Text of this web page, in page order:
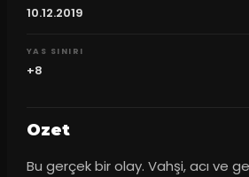
10.12.2019
YAS SINIRI
+8
Ozet
Bu gerçek bir olay. Vahşi, acı ve